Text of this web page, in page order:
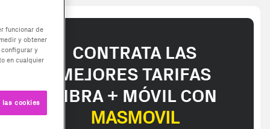
CONTRATA LAS
MEJORES TARIFAS
FIBRA + MÓVIL CON
MASMOVIL
funcionar de
y obtener
y
en cualquier
cookies